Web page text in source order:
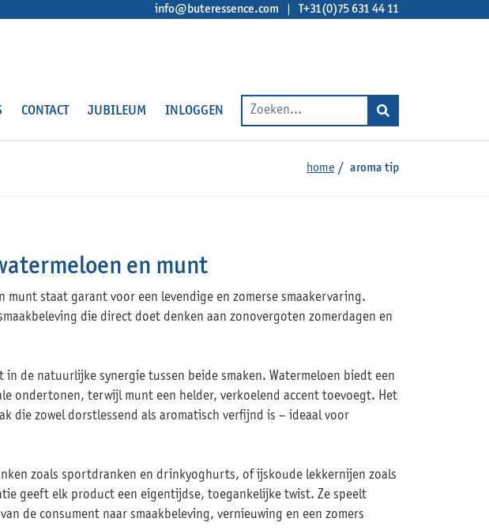
info@buteressence.com T+31(0)75 631 44 11
CONTACT JUBILEUM INLOGGEN
home aroma tip
en munt
munt staat garant voor een levendige en zomerse smaakervaring.
die direct doet denken aan zonovergoten zomerdagen en
in de natuurlijke synergie tussen beide smaken. Watermeloen biedt een
ondertonen, terwijl munt een helder, verkoelend accent toevoegt. Het
die zowel dorstlessend als aromatisch verfijnd is – ideaal voor
zoals sportdranken en drinkyoghurts, of ijskoude lekkernijen zoals
geeft elk product een eigentijdse, toegankelijke twist. Ze speelt
de consument naar smaakbeleving, vernieuwing en een zomers